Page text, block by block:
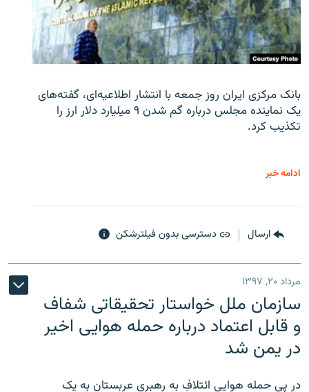
بانک مرکزی ایران روز جمعه با انتشار اطلاعیه‌ای، گفته‌های
یک نماینده مجلس درباره گم شدن ۹ میلیارد دلار ارز را
تکذیب کرد.
ادامه خبر
ارسال دسترسی بدون فیلترشکن
مرداد ۲۰, ۱۳۹۷
سازمان ملل خواستار تحقیقاتی شفاف
و قابل اعتماد درباره حمله هوایی اخیر
در یمن شد
در پی حمله هوایی ائتلافِ به رهبری عربستان به یک